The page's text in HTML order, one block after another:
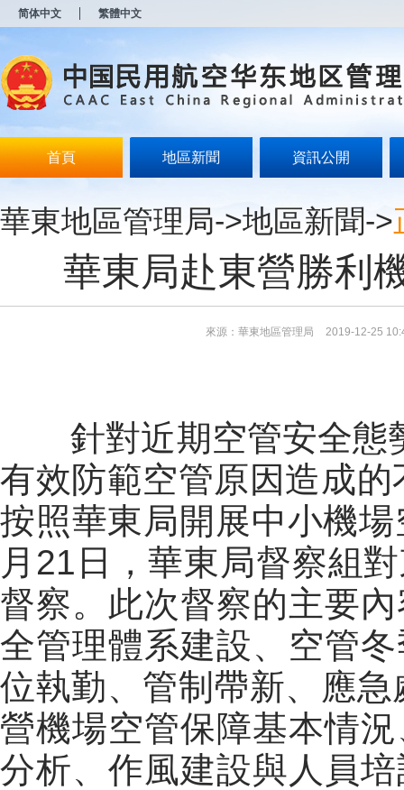
简体中文 繁體中文
首頁 地區新聞 資訊公開
華東地區管理局->地區新聞->
華東局赴東營勝利
來源：華東地區管理局 2019-12-25
針對近期空管安全態
有效防範空管原因造成的
按照華東局開展中小機
月 21 日，華東局督察組
督察。此次督察的主要
全管理體系建設、空管
位執勤、管制帶新、應
營機場空管保障基本情
分析、作風建設與人員
开
无
障
说
明
Alt
加